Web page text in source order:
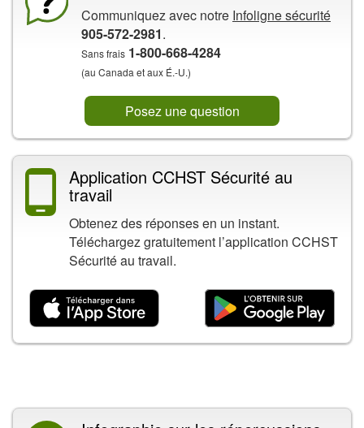
Communiquez avec notre Infoligne sécurité
905-572-2981.
Sans frais 1-800-668-4284
(au Canada et aux É.-U.)
Posez une question
Application CCHST Sécurité au
travail
Obtenez des réponses en un instant.
Téléchargez gratuitement l’application CCHST
Sécurité au travail.